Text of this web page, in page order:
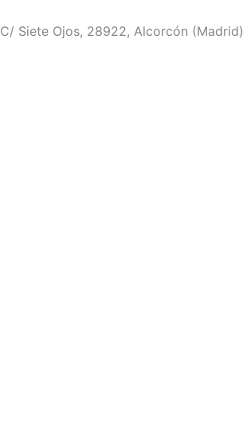
C/ Siete Ojos, 28922, Alcorcón (Madrid)